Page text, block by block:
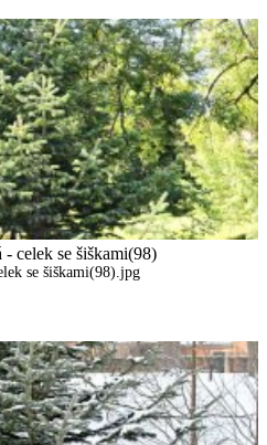
- celek se šiškami(98)
se šiškami(98).jpg